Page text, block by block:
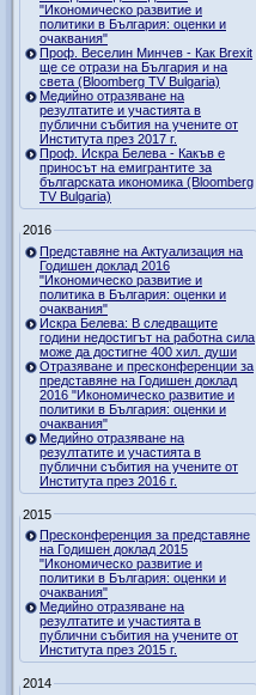
"Икономическо развитие и
политики в България: оценки и
очаквания"
Проф. Веселин Минчев - Как Brexit
ще се отрази на България и на
света (Bloomberg TV Bulgaria)
Медийно отразяване на
резултатите и участията в
публични събития на учените от
Института през 2017 г.
Проф. Искра Белева - Какъв е
приносът на емигрантите за
българската икономика (Bloomberg
TV Bulgaria)
2016
Представяне на Актуализация на
Годишен доклад 2016
"Икономическо развитие и
политика в България: оценки и
очаквания"
Искра Белева: В следващите
години недостигът на работна сила
може да достигне 400 хил. души
Отразяване и пресконференции за
представяне на Годишен доклад
2016 "Икономическо развитие и
политики в България: оценки и
очаквания"
Медийно отразяване на
резултатите и участията в
публични събития на учените от
Института през 2016 г.
2015
Пресконференция за представяне
на Годишен доклад 2015
"Икономическо развитие и
политики в България: оценки и
очаквания"
Медийно отразяване на
резултатите и участията в
публични събития на учените от
Института през 2015 г.
2014